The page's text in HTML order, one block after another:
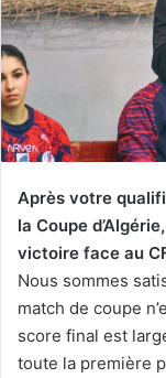
Après votre
la Coupe
victoire face au
Nous sommes
match de coupe
score final est
toute la première